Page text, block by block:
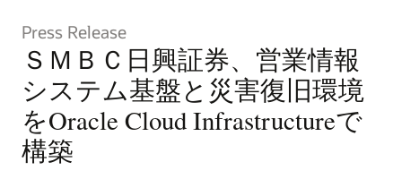
Press Release
ＳＭＢＣ日興証券、営業情報
システム基盤と災害復旧環境
をOracle Cloud Infrastructureで
構築